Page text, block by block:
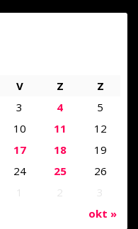
okt »
V Z
Z
3 4
5
10 11
12
17 18
19
24 25
26
1 2 3